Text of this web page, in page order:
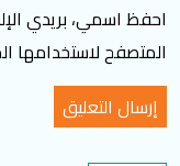
احفظ اسمي، بريدي
المتصفح لاستخدامها